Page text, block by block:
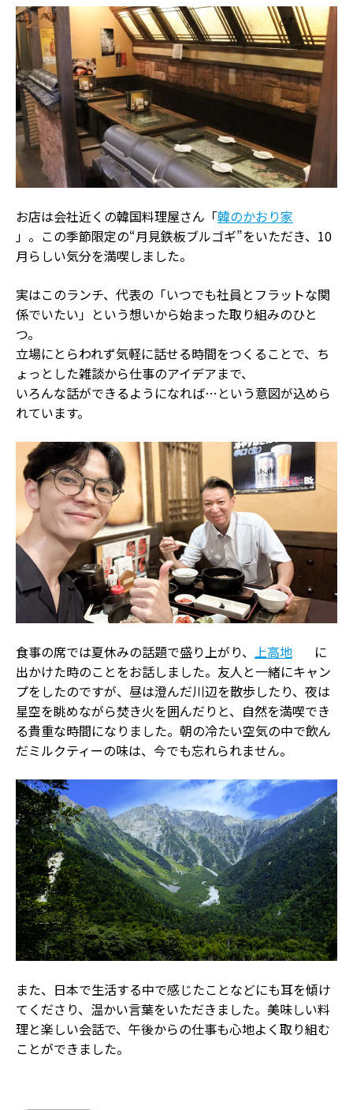
お店は会社近くの韓国料理屋さん「韓のかおり家
」。この季節限定の“月見鉄板ブルゴギ”をいただき、10
月らしい気分を満喫しました。
実はこのランチ、代表の「いつでも社員とフラットな関
係でいたい」という想いから始まった取り組みのひと
つ。
立場にとらわれず気軽に話せる時間をつくることで、ち
ょっとした雑談から仕事のアイデアまで、
いろんな話ができるようになれば…という意図が込めら
れています。
食事の席では夏休みの話題で盛り上がり、 上高地
に
出かけた時のことをお話しました。友人と一緒にキャン
プをしたのですが、昼は澄んだ川辺を散歩したり、夜は
星空を眺めながら焚き火を囲んだりと、自然を満喫でき
る貴重な時間になりました。朝の冷たい空気の中で飲ん
だミルクティーの味は、今でも忘れられません。
また、日本で生活する中で感じたことなどにも耳を傾け
てくださり、温かい言葉をいただきました。美味しい料
理と楽しい会話で、午後からの仕事も心地よく取り組む
ことができました。